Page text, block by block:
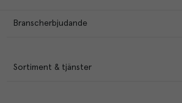
Branscherbjudande
Sortiment & tjänster